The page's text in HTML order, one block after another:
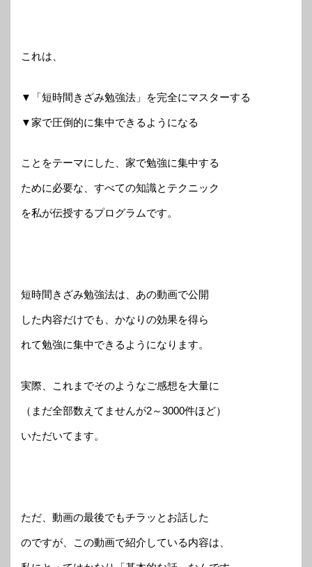
これは、
▼「短時間きざみ勉強法」を完全にマスターする
▼家で圧倒的に集中できるようになる
ことをテーマにした、家で勉強に集中する
ために必要な、すべての知識とテクニック
を私が伝授するプログラムです。
短時間きざみ勉強法は、あの動画で公開
した内容だけでも、かなりの効果を得ら
れて勉強に集中できるようになります。
実際、これまでそのようなご感想を大量に
（まだ全部数えてませんが2～3000件ほど）
いただいてます。
ただ、動画の最後でもチラッとお話した
のですが、この動画で紹介している内容は、